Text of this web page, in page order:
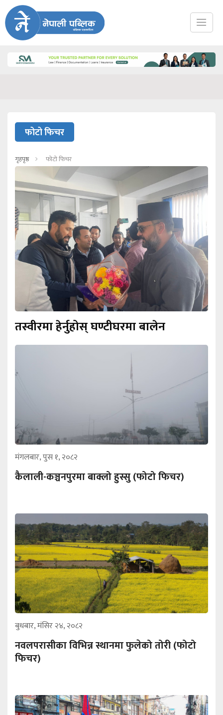
फोटो फिचर
गृहपृष्ठ फोटो फिचर
तस्वीरमा हेर्नुहोस् घण्टीघरमा बालेन
मंगलबार, पुस १, २०८२
कैलाली-कञ्चनपुरमा बाक्लो हुस्सु (फोटो फिचर)
बुधबार, मंसिर २४, २०८२
नवलपरासीका विभिन्न स्थानमा फुलेको तोरी (फोटो
फिचर)